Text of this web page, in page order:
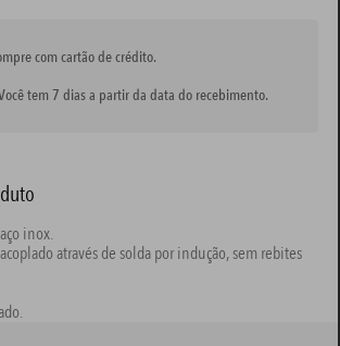
com cartão de crédito.
tem 7 dias a partir da data do recebimento.
inox.
através de solda por indução, sem rebites